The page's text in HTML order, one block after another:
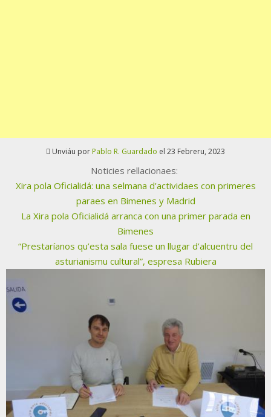
Unviáu por Pablo R. Guardado el 23 Febreru, 2023
Noticies rellacionaes:
Xira pola Oficialidá: una selmana d'actividaes con primeres
paraes en Bimenes y Madrid
La Xira pola Oficialidá arranca con una primer parada en
Bimenes
“Prestaríanos qu’esta sala fuese un llugar d’alcuentru del
asturianismu cultural”, espresa Rubiera